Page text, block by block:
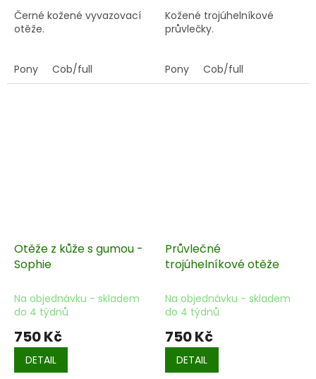
Černé kožené vyvazovací
otěže.
Pony Cob/full
Kožené trojúhelníkové
průvlečky.
Pony Cob/full
Otěže z kůže s gumou -
Sophie
Na objednávku - skladem
do 4 týdnů
750 Kč
DETAIL
Průvlečné
trojúhelníkové otěže
Na objednávku - skladem
do 4 týdnů
750 Kč
DETAIL